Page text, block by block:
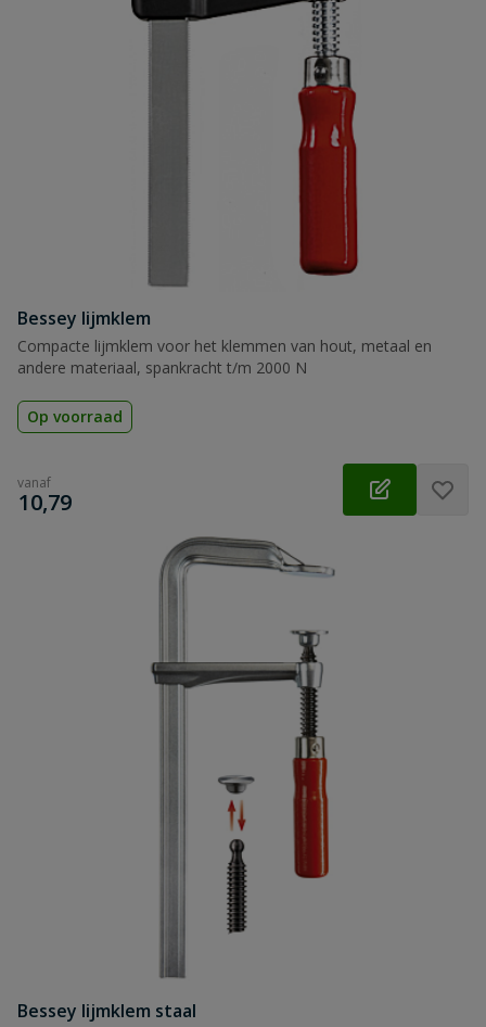
Bessey lijmklem
Compacte lijmklem voor het klemmen van hout, metaal en
andere materiaal, spankracht t/m 2000 N
Op voorraad
vanaf
€
10,79
Bessey lijmklem staal